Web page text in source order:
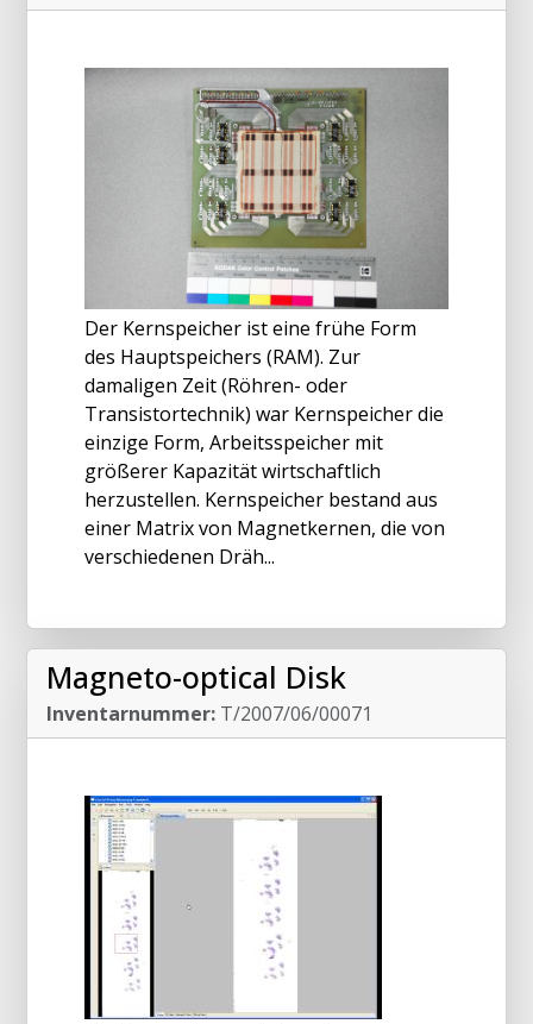
Der Kernspeicher ist eine frühe Form
des Hauptspeichers (RAM). Zur
damaligen Zeit (Röhren- oder
Transistortechnik) war Kernspeicher die
einzige Form, Arbeitsspeicher mit
größerer Kapazität wirtschaftlich
herzustellen. Kernspeicher bestand aus
einer Matrix von Magnetkernen, die von
verschiedenen Dräh...
Magneto-optical Disk
Inventarnummer: T/2007/06/00071